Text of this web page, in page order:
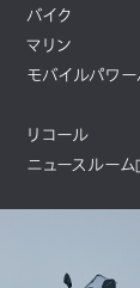
バイク
マリン
モバイルパワー
リコール
ニュースルーム